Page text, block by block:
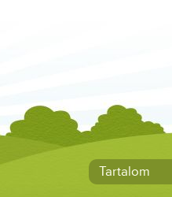
Tartalom